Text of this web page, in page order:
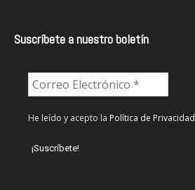
Suscríbete a nuestro boletín
He leído y acepto la Política de Privacidad